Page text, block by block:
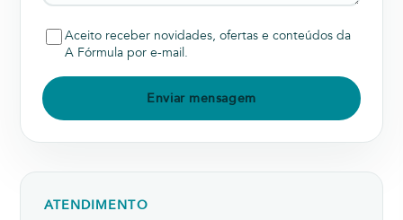
Aceito receber novidades, ofertas e conteúdos da
A Fórmula por e-mail.
Enviar mensagem
ATENDIMENTO